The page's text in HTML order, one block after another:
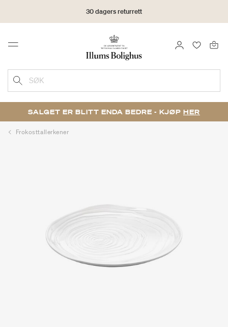
30 dagers returrett
Menu LOGG INN
SØK
SALGET ER BLITT ENDA BEDRE - KJØP HER
Frokosttallerkener